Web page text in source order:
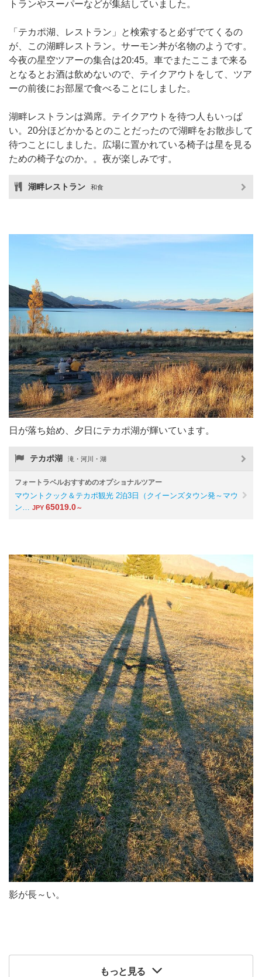
トランやスーパーなどが集結していました。
「テカポ湖、レストラン」と検索すると必ずでてくるの
が、この湖畔レストラン。サーモン丼が名物のようです。
今夜の星空ツアーの集合は20:45。車でまたここまで来る
となるとお酒は飲めないので、テイクアウトをして、ツア
ーの前後にお部屋で食べることにしました。
湖畔レストランは満席。テイクアウトを待つ人もいっぱ
い。20分ほどかかるとのことだったので湖畔をお散歩して
待つことにしました。広場に置かれている椅子は星を見る
ための椅子なのか。。夜が楽しみです。
湖畔レストラン 和食
日が落ち始め、夕日にテカポ湖が輝いています。
テカポ湖 滝・河川・湖
フォートラベルおすすめのオプショナルツアー
マウントクック＆テカポ観光 2泊3日（クイーンズタウン発～マウ
ン… JPY 65019.0～
影が長～い。
もっと見る